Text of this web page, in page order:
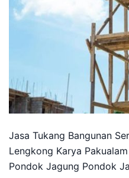
Jasa Tukang Bangunan
Lengkong Karya
Pondok Jagung Pondok